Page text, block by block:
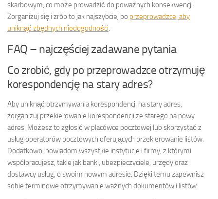
skarbowym, co może prowadzić do poważnych konsekwencji.
Zorganizuj się i zrób to jak najszybciej po przeprowadzce, aby
uniknąć zbędnych niedogodności.
FAQ – najczęściej zadawane pytania
Co zrobić, gdy po przeprowadzce otrzymuję
korespondencję na stary adres?
Aby uniknąć otrzymywania korespondencji na stary adres,
zorganizuj przekierowanie korespondencji ze starego na nowy
adres. Możesz to zgłosić w placówce pocztowej lub skorzystać z
usług operatorów pocztowych oferujących przekierowanie listów.
Dodatkowo, powiadom wszystkie instytucje i firmy, z którymi
współpracujesz, takie jak banki, ubezpieczyciele, urzędy oraz
dostawcy usług, o swoim nowym adresie. Dzięki temu zapewnisz
sobie terminowe otrzymywanie ważnych dokumentów i listów.